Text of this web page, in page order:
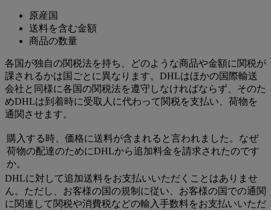
原産国
送料を含む金額
商品の数量
各国が独自の関税法を持ち、どのような商品や金額に関税が
課されるかは国ごとに異なります。DHLはほかの国際輸送
会社と同様に各国の関税法を遵守しなければならず、そのた
めDHLは到着時に受取人に代わって関税を支払い、荷物を
通関させます。
購入する時、価格に送料が含まれると言われました。なぜ
荷物の配達のためにDHLから追加料金を請求されたのです
か。
DHLに対して追加送料をお支払いいただくことはありませ
ん。ただし、お客様の国の規制に従い、お客様の国での通関
に関連して関税や消費税などの輸入手数料をお支払いいただ